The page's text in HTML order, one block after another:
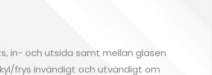
in- och utsida samt mellan glasen
frys invändigt och utvändigt om